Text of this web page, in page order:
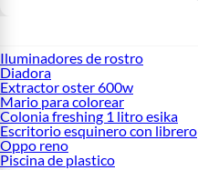
Iluminadores de rostro
Diadora
Extractor oster 600w
Mario para colorear
Colonia freshing 1 litro esika
Escritorio esquinero con librero
Oppo reno
Piscina de plastico